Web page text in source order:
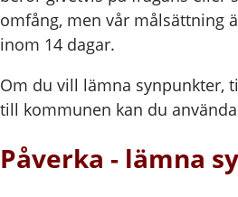
omfång, men vår målsättning
inom 14 dagar.
Om du vill lämna synpunkter,
till kommunen kan du
Påverka - lämna